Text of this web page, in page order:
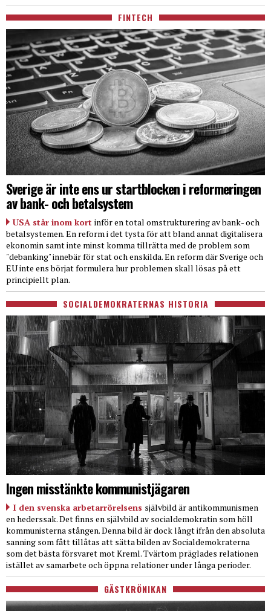
FINTECH
Sverige är inte ens ur startblocken i reformeringen
av bank- och betalsystem
USA står inom kort inför en total omstrukturering av bank- och
betalsystemen. En reform i det tysta för att bland annat digitalisera
ekonomin samt inte minst komma tillrätta med de problem som
"debanking" innebär för stat och enskilda. En reform där Sverige och
EU inte ens börjat formulera hur problemen skall lösas på ett
principiellt plan.
SOCIALDEMOKRATERNAS HISTORIA
Ingen misstänkte kommunistjägaren
I den svenska arbetarrörelsens självbild är antikommunismen
en hederssak. Det finns en självbild av socialdemokratin som höll
kommunisterna stången. Denna bild är dock långt ifrån den absoluta
sanning som fått tillåtas att sätta bilden av Socialdemokraterna
som det bästa försvaret mot Kreml. Tvärtom präglades relationen
istället av samarbete och öppna relationer under långa perioder.
GÄSTKRÖNIKAN